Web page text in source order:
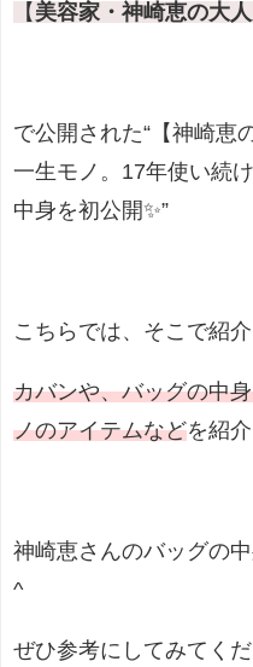
【 美容家・神崎恵の大
で公開された“【神崎恵
一生モノ。17年使い続
中身を初公開✨”
こちらでは、そこで紹
カバンや、バッグの中
ノのアイテムなどを紹
神崎恵さんのバッグの
^
ぜひ参考にしてみてく